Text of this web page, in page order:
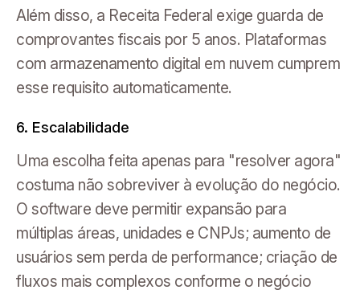
Além disso, a Receita Federal exige guarda de
comprovantes fiscais por 5 anos. Plataformas
com armazenamento digital em nuvem cumprem
esse requisito automaticamente.
6. Escalabilidade
Uma escolha feita apenas para "resolver agora"
costuma não sobreviver à evolução do negócio.
O software deve permitir expansão para
múltiplas áreas, unidades e CNPJs; aumento de
usuários sem perda de performance; criação de
fluxos mais complexos conforme o negócio